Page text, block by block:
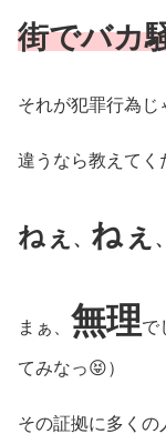
街でバカ
それが犯罪行為じ
違うなら教えてく
ねぇ 、 ねぇ 、
まぁ、 無理で
てみなっ😝）
その証拠に多く